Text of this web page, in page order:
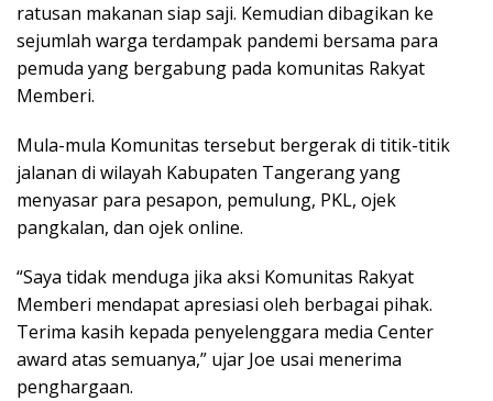
ratusan makanan siap saji. Kemudian dibagikan ke
sejumlah warga terdampak pandemi bersama para
pemuda yang bergabung pada komunitas Rakyat
Memberi.
Mula-mula Komunitas tersebut bergerak di titik-titik
jalanan di wilayah Kabupaten Tangerang yang
menyasar para pesapon, pemulung, PKL, ojek
pangkalan, dan ojek online.
“Saya tidak menduga jika aksi Komunitas Rakyat
Memberi mendapat apresiasi oleh berbagai pihak.
Terima kasih kepada penyelenggara media Center
award atas semuanya,” ujar Joe usai menerima
penghargaan.